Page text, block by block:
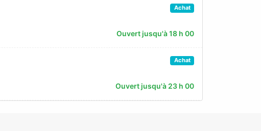
Achat
Ouvert jusqu'à 18 h 00
Achat
Ouvert jusqu'à 23 h 00